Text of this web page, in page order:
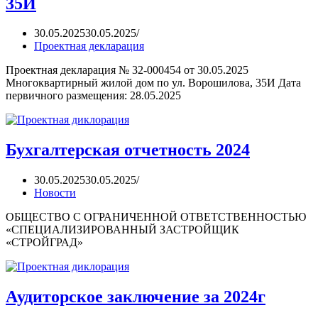
30.05.202530.05.2025
Проектная декларация
Проектная декларация № 32-000454 от 30.05.2025
Многоквартирный жилой дом по ул. Ворошилова, 35И Дата
первичного размещения: 28.05.2025
Бухгалтерская отчетность 2024
30.05.202530.05.2025
Новости
ОБЩЕСТВО С ОГРАНИЧЕННОЙ ОТВЕТСТВЕННОСТЬЮ
«СПЕЦИАЛИЗИРОВАННЫЙ ЗАСТРОЙЩИК
«СТРОЙГРАД»
Аудиторское заключение за 2024г